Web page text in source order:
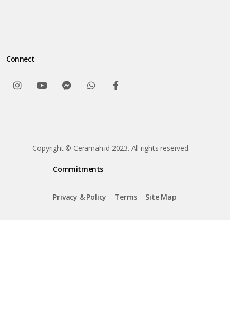
Connect
Copyright © Ceramah.id 2023. All rights reserved.
Commitments
Privacy & Policy Terms Site Map